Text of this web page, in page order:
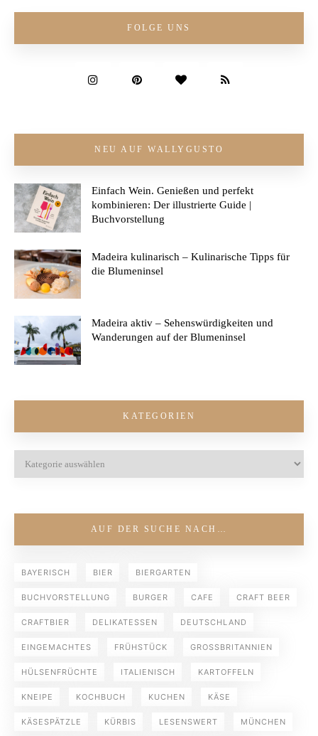
FOLGE UNS
NEU AUF WALLYGUSTO
Einfach Wein. Genießen und perfekt
kombinieren: Der illustrierte Guide |
Buchvorstellung
Madeira kulinarisch – Kulinarische Tipps für
die Blumeninsel
Madeira aktiv – Sehenswürdigkeiten und
Wanderungen auf der Blumeninsel
KATEGORIEN
AUF DER SUCHE NACH…
BAYERISCH BIER BIERGARTEN
BUCHVORSTELLUNG BURGER CAFE CRAFT BEER
CRAFTBIER DELIKATESSEN DEUTSCHLAND
EINGEMACHTES FRÜHSTÜCK GROSSBRITANNIEN
HÜLSENFRÜCHTE ITALIENISCH KARTOFFELN
KNEIPE KOCHBUCH KUCHEN KÄSE
KÄSESPÄTZLE KÜRBIS LESENSWERT MÜNCHEN